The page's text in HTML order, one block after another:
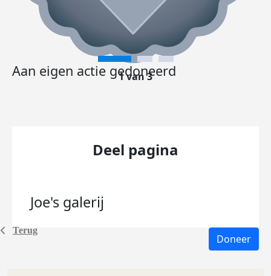
Terug
Aan eigen actie gedoneerd
1 van 3
Deel pagina
Joe's galerij
Doneer